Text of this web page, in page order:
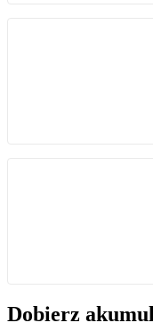
Dobierz